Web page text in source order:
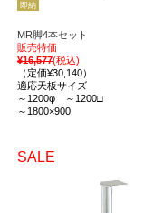
即納
MR脚4本セット
販売特価
¥16,577(税込)
（定価¥30,140）
適応天板サイズ
～1200φ ～1200□
～1800×900
SALE